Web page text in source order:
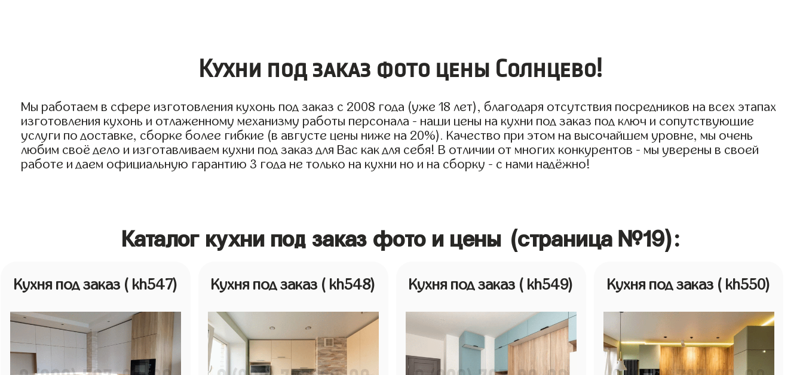
Кухни под заказ фото цены Солнцево!
Мы работаем в сфере изготовления кухонь под заказ с 2008 года (уже 18 лет), благодаря отсутствия посредников на всех этапах
изготовления кухонь и отлаженному механизму работы персонала - наши цены на кухни под заказ под ключ и сопутствующие
услуги по доставке, сборке более гибкие (в августе цены ниже на 20%). Качество при этом на высочайшем уровне, мы очень
любим своё дело и изготавливаем кухни под заказ для Вас как для себя! В отличии от многих конкурентов - мы уверены в своей
работе и даем официальную гарантию 3 года не только на кухни но и на сборку - с нами надёжно!
Каталог кухни под заказ фото и цены (страница №19):
Кухня под заказ ( kh547) Кухня под заказ ( kh548) Кухня под заказ ( kh549) Кухня под заказ ( kh550)